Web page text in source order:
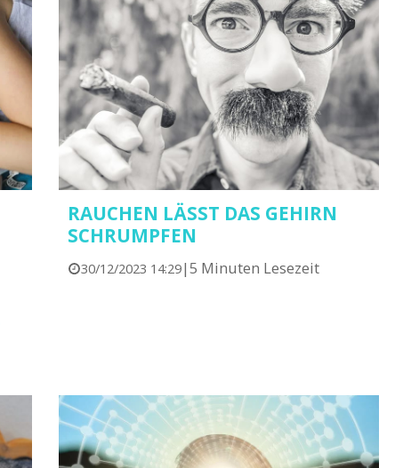
RAUCHEN LÄSST DAS GEHIRN
SCHRUMPFEN
30/12/2023 14:29|5 Minuten Lesezeit